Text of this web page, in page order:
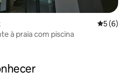
5 de
5 (6)
à praia com piscina